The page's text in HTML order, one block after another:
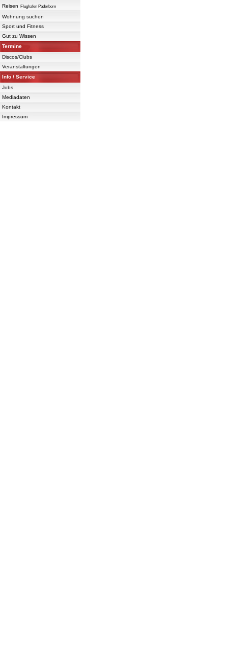
Reisen Flughafen Paderborn
Wohnung suchen
Sport und Fitness
Gut zu Wissen
Termine
Discos/Clubs
Veranstaltungen
Info / Service
Jobs
Mediadaten
Kontakt
Impressum